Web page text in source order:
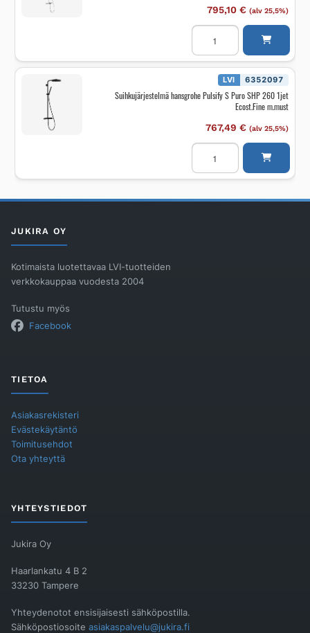
795,10 € (alv 25,5%)
Suihkujärjestelmä
hansgrohe
Pulsify
S
Puro
1jet
määrä
LVI 6352097
Suihkujärjestelmä hansgrohe Pulsify S Puro SHP 260 1jet
Ecost.Fine m.must
767,49 € (alv 25,5%)
Suihkujärjestelmä
hansgrohe
Pulsify
S
260
JUKIRA OY
Kotimaista luotettavaa LVI-tuotteiden
verkkokauppaa vuodesta 2004
Tutustu myös
Facebook
TIETOA
Asiakasrekisteri
Evästekäytäntö
Toimitusehdot
Ota yhteyttä
YHTEYSTIEDOT
Jukira Oy
Haarlankatu 4 B 2
33230 Tampere
Yhteydenotot ensisijaisesti sähköpostilla.
Sähköpostiosoite asiakaspalvelu@jukira.fi